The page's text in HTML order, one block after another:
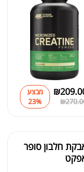
330.00
189.00
₪
₪
מבצע
23%
חלבון סופר